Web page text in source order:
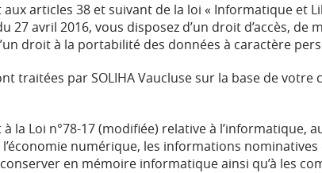
articles 38 et suivant de la loi « Informatique et
27 avril 2016, vous disposez d’un droit d’accès,
droit à la portabilité des données à caractère
traitées par SOLIHA Vaucluse sur la base de
la Loi n°78-17 (modifiée) relative à l’informatique,
numérique, les informations
en mémoire informatique ainsi qu’à les